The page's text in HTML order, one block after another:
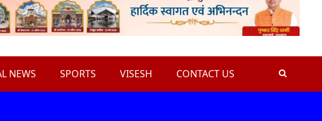
NEWS SPORTS VISESH CONTACT US